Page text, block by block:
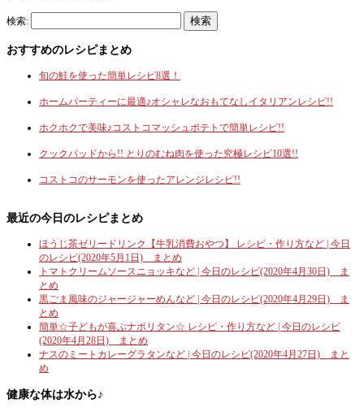
検索:
おすすめのレシピまとめ
旬の鮭を使った簡単レシピ8選！
ホームパーティーに最適♪オシャレなおもてなしイタリアンレシピ!!
ホクホクで美味♪コストコマッシュポテトで簡単レシピ!!
クックパッドから!! とりのむね肉を使った究極レシピ10選!!
コストコのサーモンを使ったアレンジレシピ!!
最近の今日のレシピまとめ
ほうじ茶ゼリードリンク【牛乳消費おやつ】 レシピ・作り方など | 今日
のレシピ(2020年5月1日) まとめ
トマトクリームソースニョッキなど | 今日のレシピ(2020年4月30日) ま
とめ
黒ごま風味のジャージャーめんなど | 今日のレシピ(2020年4月29日) ま
とめ
簡単☆子どもが喜ぶナポリタン☆ レシピ・作り方など | 今日のレシピ
(2020年4月28日) まとめ
ナスのミートカレーグラタンなど | 今日のレシピ(2020年4月27日) まと
め
健康な体は水から♪